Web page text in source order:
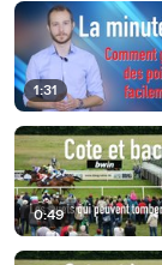
1:31
0:49